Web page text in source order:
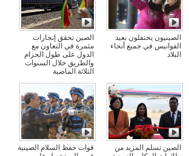
الصين تحقق إنجازات
مثمرة في التعاون مع
الدول على طول الحزام
والطريق خلال السنوات
الثلاثة الماضية
الصينيون يحتفلون بعيد
الفوانيس في جميع أنحاء
البلاد
قوات حفظ السلام الصينية
الصين تسلم المزيد من